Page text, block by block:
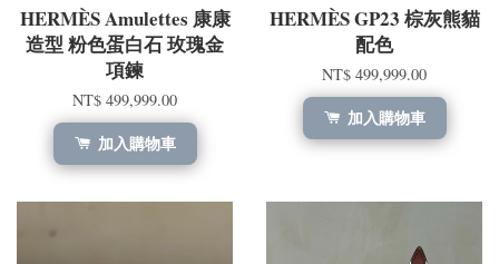
HERMÈS Amulettes 康康
造型 粉色蛋白石 玫瑰金
項鍊
NT$ 499,999.00
加入購物車
HERMÈS GP23 棕灰熊貓
配色
NT$ 499,999.00
加入購物車